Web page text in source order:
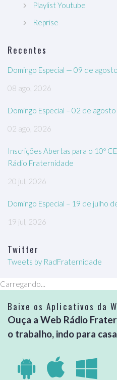
Playlist Youtube
Reprise
Recentes
Domingo Especial — 09 de
08 ago, 2026
Domingo Especial – 02 de
02 ago, 2026
Inscrições Abertas para o 10º
Rádio Fraternidade
20 jul, 2026
Domingo Especial – 19 de julho
19 jul, 2026
Twitter
Tweets by RadFraternidade
Carregando...
Baixe os Aplicativos da
Ouça a Web Rádio
o trabalho, indo para